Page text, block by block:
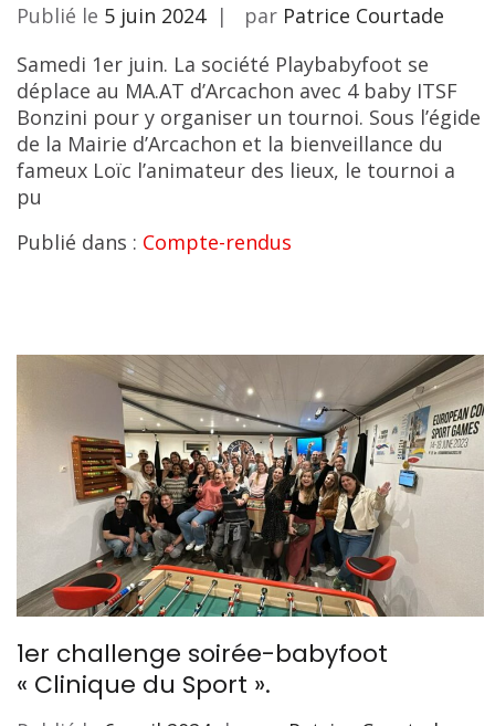
Publié le 5 juin 2024 par Patrice Courtade
Samedi 1er juin. La société Playbabyfoot se
déplace au MA.AT d’Arcachon avec 4 baby ITSF
Bonzini pour y organiser un tournoi. Sous l’égide
de la Mairie d’Arcachon et la bienveillance du
fameux Loïc l’animateur des lieux, le tournoi a
pu
Publié dans : Compte-rendus
1er challenge soirée-babyfoot
« Clinique du Sport ».